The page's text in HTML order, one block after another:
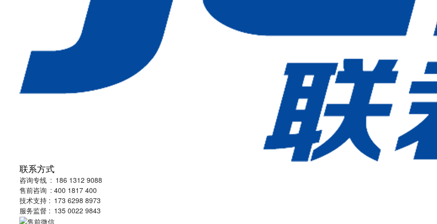
联系方式
咨询专线 : 186 1312 9088
售前咨询 : 400 1817 400
技术支持 : 173 6298 8973
服务监督 : 135 0022 9843